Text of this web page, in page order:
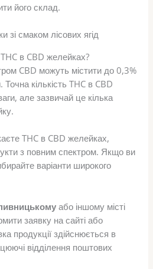
його склад.
в CBD желейках?
CBD можуть містити до 0,3%
Точна кількість THC в CBD
але зазвичай це кілька
THC в CBD желейках,
з повним спектром. Якщо ви
варіанти широкого
або іншому місті
заявку на сайті або
продукції здійснюється в
відділення поштових